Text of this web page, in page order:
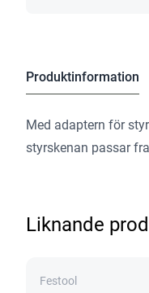
Produktinformation
Med adaptern för
styrskenan passar
Liknande
Festool